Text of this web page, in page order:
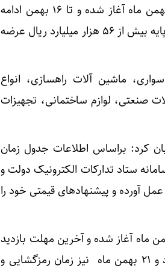
اظهار کرد: در مزایده سراسری ۲۸۷ اموال منقول که از تاریخ ۷ بهمن ماه آغاز شده و تا ۱۶ بهمن ادامه
دارد ۳۰ استان حضور دارند و ۲هزار و ۱۲۱ پارتی انواع کالا با قیمت پایه بیش از ۵۶ هزار میلیارد ریال عرضه
ماشین آلات راهسازی، انواع
صنعتی، لوازم ساختمانی، تجهیزات
کرد: براساس اطلاعات جدول زمان
ستاد تدارکات الکترونیک دولت و
آورده و پیشنهادهای قیمتی خود را
خاطرنشان کرد: بازدید از کالاهای عرضه شده از ۷ بهمن ماه آغاز شده و آخرین مهلت بازدید
و ارائه پیشنهاد ساعت ۲۴ روز سه شنبه ۱۶ بهمن ماه خواهد بود و ۲۱ بهمن ماه نیز زمان رمزگشایی و